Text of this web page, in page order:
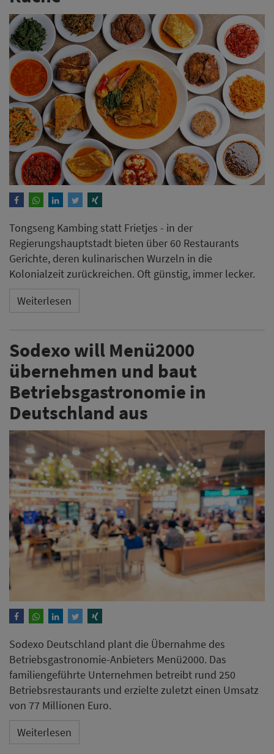
Tongseng Kambing statt Frietjes - in der
Regierungshauptstadt bieten über 60 Restaurants
Gerichte, deren kulinarischen Wurzeln in die
Kolonialzeit zurückreichen. Oft günstig, immer lecker.
Weiterlesen
Sodexo will Menü2000
übernehmen und baut
Betriebsgastronomie in
Deutschland aus
Sodexo Deutschland plant die Übernahme des
Betriebsgastronomie-Anbieters Menü2000. Das
familiengeführte Unternehmen betreibt rund 250
Betriebsrestaurants und erzielte zuletzt einen Umsatz
von 77 Millionen Euro.
Weiterlesen